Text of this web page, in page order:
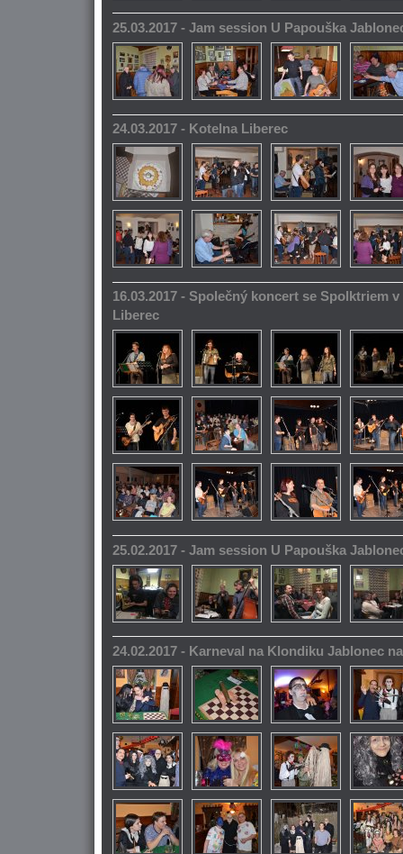
25.03.2017 - Jam session U Papouška
24.03.2017 - Kotelna Liberec
16.03.2017 - Společný koncert se Spolktriem
Liberec
25.02.2017 - Jam session U Papouška
24.02.2017 - Karneval na Klondiku Jablonec